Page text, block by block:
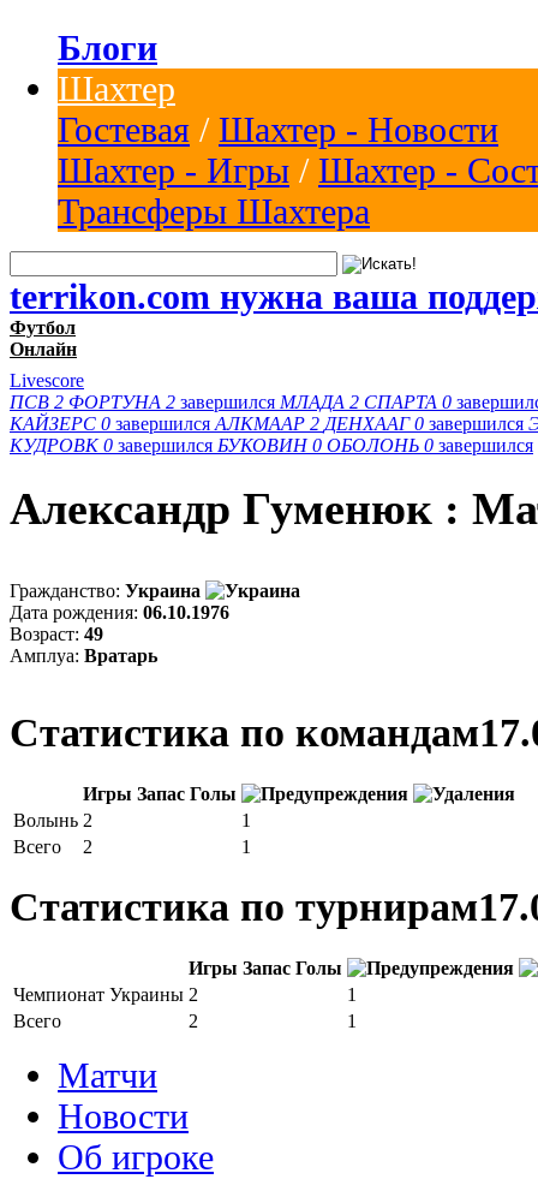
Блоги
Шахтер
Гостевая / Шахтер - Новости
Шахтер - Игры / Шахтер -
Трансферы Шахтера
terrikon.com нужна ваша
Футбол
Онлайн
Livescore
ПСВ 2 ФОРТУНА 2 завершился МЛАДА 2 СПАРТА 0
КАЙЗЕРС 0 завершился АЛКМААР 2 ДЕНХААГ 0 завершился
КУДРОВК 0 завершился БУКОВИН 0 ОБОЛОНЬ 0 завершился
Александр Гуменюк :
Гражданство: Украина
Дата рождения: 06.10.1976
Возраст: 49
Амплуа: Вратарь
Статистика по командам
Игры Запас Голы
Волынь 2
1
Всего
2 1
Статистика по турнирам
Игры Запас Голы
Чемпионат Украины 2
1
Всего
2 1
Матчи
Новости
Об игроке